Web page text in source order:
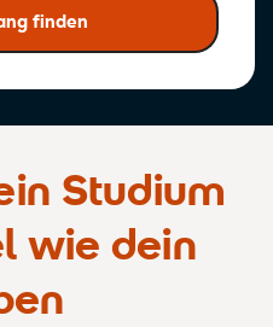
Studium
wie dein